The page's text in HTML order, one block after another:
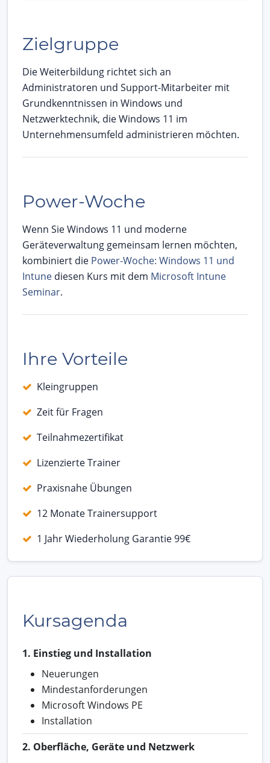
Zielgruppe
Die Weiterbildung richtet sich an
Administratoren und Support-Mitarbeiter mit
Grundkenntnissen in Windows und
Netzwerktechnik, die Windows 11 im
Unternehmensumfeld administrieren möchten.
Power-Woche
Wenn Sie Windows 11 und moderne
Geräteverwaltung gemeinsam lernen möchten,
kombiniert die Power-Woche: Windows 11 und
Intune diesen Kurs mit dem Microsoft Intune
Seminar.
Ihre Vorteile
Kleingruppen
Zeit für Fragen
Teilnahmezertifikat
Lizenzierte Trainer
Praxisnahe Übungen
12 Monate Trainersupport
1 Jahr Wiederholung Garantie 99€
Kursagenda
1. Einstieg und Installation
Neuerungen
Mindestanforderungen
Microsoft Windows PE
Installation
2. Oberfläche, Geräte und Netzwerk